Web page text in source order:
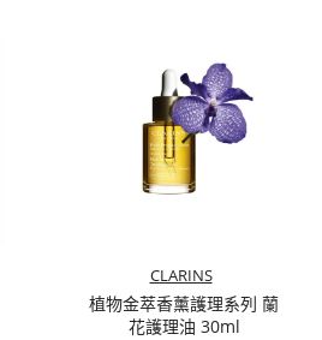
CLARINS
植物金萃香薰護理系列 蘭
花護理油 30ml